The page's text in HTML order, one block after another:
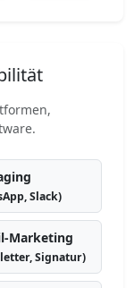
Slack)
Marketing
Signatur)